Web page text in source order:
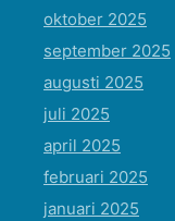
oktober 2025
september 2025
augusti 2025
juli 2025
april 2025
februari 2025
januari 2025